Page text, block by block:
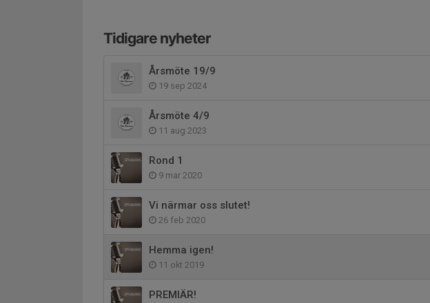
Tidigare nyheter
Årsmöte 19/9
19 sep 2024
Årsmöte 4/9
11 aug 2023
Rond 1
9 mar 2020
Vi närmar oss slutet!
26 feb 2020
Hemma igen!
11 okt 2019
PREMIÄR!